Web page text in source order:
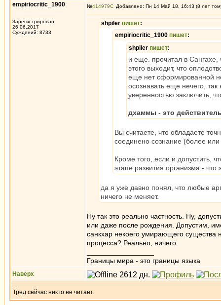
empiriocritic_1900
Зарегистрирован:
26.06.2017
Суждений: 8733
№414979 Добавлено: Пн 14 Май 18, 16:43 (8 лет
shpiler пишет:
empiriocritic_1900 пишет:
shpiler пишет:
и еще. прочитал в Сангахе,
этого выходит, что
еще нет сформированной
осознавать еще нечего,
уверенностью заключить,
дхаммы - это
Вы считаете, что обладаете
соединено сознание (более
Кроме того, если и допустить,
этапе развития организма -
да я уже давно понял, что любые
ничего не меняет.
Ну так это реально частность. Ну,
или даже после рождения. Допустим,
санкхар некоего умирающего
процесса? Реально, ничего.
Границы мира - это границы языка
Наверх
Тред сейчас никто не читает.